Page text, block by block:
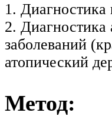
1.
2. Диагностика
заболеваний
атопический
Метод: